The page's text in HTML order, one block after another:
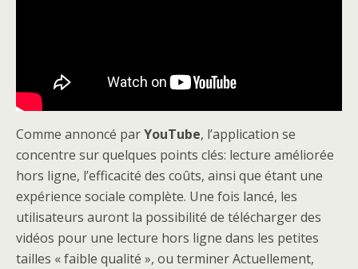
Comme annoncé parYouTube, l’application se
concentre sur quelques points clés: lecture améliorée
hors ligne, l’efficacité des coûts, ainsi que étant une
expérience sociale complète. Une fois lancé, les
utilisateurs auront la possibilité de télécharger des
vidéos pour une lecture hors ligne dans les petites
tailles « faible qualité », ou terminer Actuellement,